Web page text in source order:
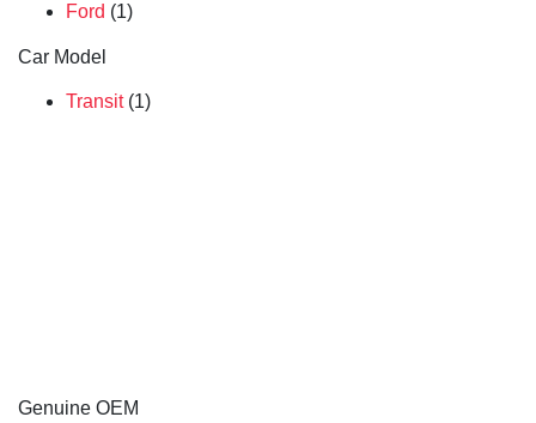
Ford (1)
Car Model
Transit (1)
Genuine OEM